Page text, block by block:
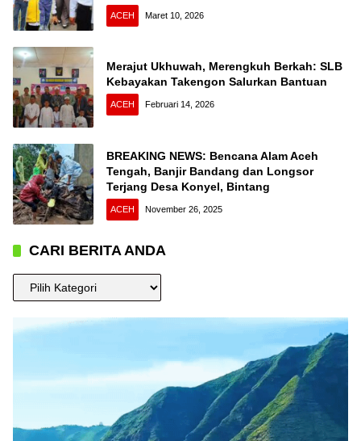
KK
ACEH Maret 10, 2026
Merajut Ukhuwah, Merengkuh Berkah: SLB
Kebayakan Takengon Salurkan Bantuan
ACEH Februari 14, 2026
BREAKING NEWS: Bencana Alam Aceh
Tengah, Banjir Bandang dan Longsor
Terjang Desa Konyel, Bintang
ACEH November 26, 2025
CARI BERITA ANDA
CARI
BERITA